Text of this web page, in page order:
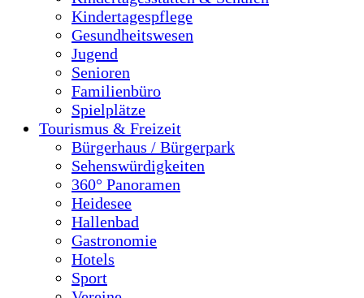
Kindertagespflege
Gesundheitswesen
Jugend
Senioren
Familienbüro
Spielplätze
Tourismus & Freizeit
Bürgerhaus / Bürgerpark
Sehenswürdigkeiten
360° Panoramen
Heidesee
Hallenbad
Gastronomie
Hotels
Sport